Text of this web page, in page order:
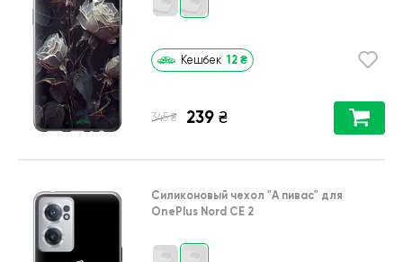
Кешбек 12 ₴
345 ₴ 239 ₴
Силиконовый чехол "А пивас" для
OnePlus Nord CE 2